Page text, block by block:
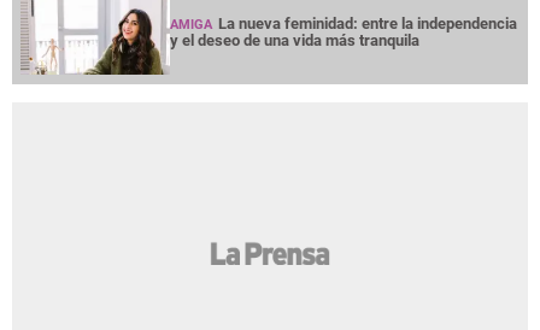
AMIGA La nueva feminidad: entre la independencia
y el deseo de una vida más tranquila